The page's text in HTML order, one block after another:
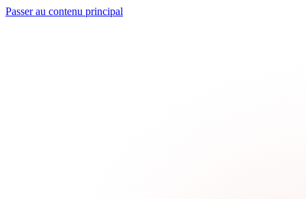
Passer au contenu principal